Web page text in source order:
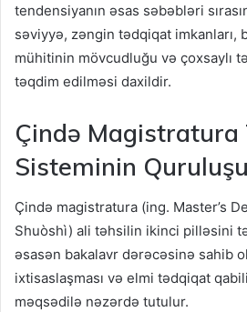
tendensiyanın əsas səbəbləri
səviyyə, zəngin tədqiqat imkanları,
mühitinin mövcudluğu və çoxsaylı
təqdim edilməsi daxildir.
Çində Magistratura
Sisteminin Quruluşu
Çində magistratura (ing. Master’s
Shuòshì) ali təhsilin ikinci pilləsini
əsasən bakalavr dərəcəsinə sahib
ixtisaslaşması və elmi tədqiqat
məqsədilə nəzərdə tutulur.